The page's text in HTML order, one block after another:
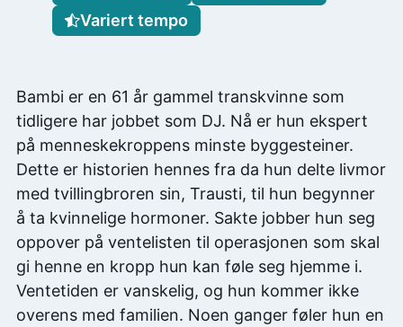
Bambi er en 61 år gammel transkvinne som
tidligere har jobbet som DJ. Nå er hun ekspert
på menneskekroppens minste byggesteiner.
Dette er historien hennes fra da hun delte livmor
med tvillingbroren sin, Trausti, til hun begynner
å ta kvinnelige hormoner. Sakte jobber hun seg
oppover på ventelisten til operasjonen som skal
gi henne en kropp hun kan føle seg hjemme i.
Ventetiden er vanskelig, og hun kommer ikke
overens med familien. Noen ganger føler hun en
Variert tempo